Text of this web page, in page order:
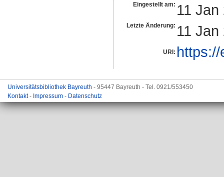
Eingestellt am: 11 Jan
Letzte Änderung: 11 Jan
URI:
Universitätsbibliothek Bayreuth - 95447 Bayreuth - Tel. 0921/553450
Kontakt- Impressum - Datenschutz